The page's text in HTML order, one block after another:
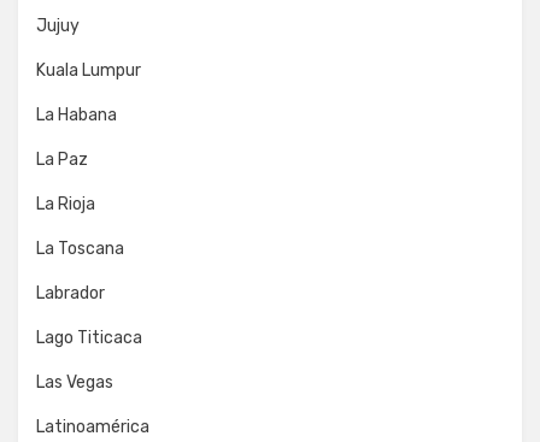
Jujuy
Kuala Lumpur
La Habana
La Paz
La Rioja
La Toscana
Labrador
Lago Titicaca
Las Vegas
Latinoamérica